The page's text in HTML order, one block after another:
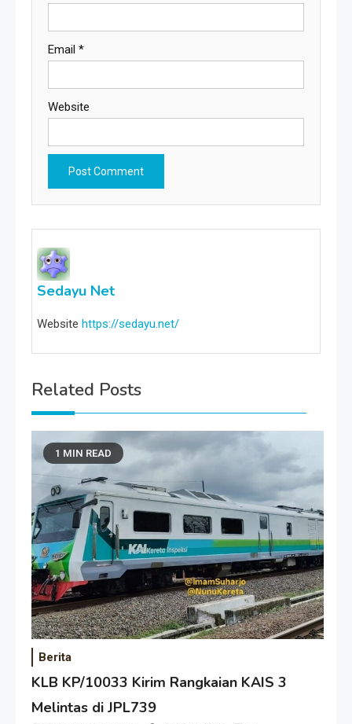
Email *
Website
Sedayu Net
Website https://sedayu.net/
Related Posts
1 MIN READ
Berita
KLB KP/10033 Kirim Rangkaian KAIS 3
Melintas di JPL739